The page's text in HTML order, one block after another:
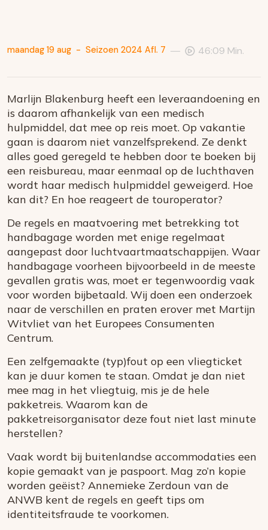
maandag 19 aug - Seizoen 2024 Afl. 7 — 46:09 Min.
Marlijn Blakenburg heeft een leveraandoening en
is daarom afhankelijk van een medisch
hulpmiddel, dat mee op reis moet. Op vakantie
gaan is daarom niet vanzelfsprekend. Ze denkt
alles goed geregeld te hebben door te boeken bij
een reisbureau, maar eenmaal op de luchthaven
wordt haar medisch hulpmiddel geweigerd. Hoe
kan dit? En hoe reageert de touroperator?
De regels en maatvoering met betrekking tot
handbagage worden met enige regelmaat
aangepast door luchtvaartmaatschappijen. Waar
handbagage voorheen bijvoorbeeld in de meeste
gevallen gratis was, moet er tegenwoordig vaak
voor worden bijbetaald. Wij doen een onderzoek
naar de verschillen en praten erover met Martijn
Witvliet van het Europees Consumenten
Centrum.
Een zelfgemaakte (typ)fout op een vliegticket
kan je duur komen te staan. Omdat je dan niet
mee mag in het vliegtuig, mis je de hele
pakketreis. Waarom kan de
pakketreisorganisator deze fout niet last minute
herstellen?
Vaak wordt bij buitenlandse accommodaties een
kopie gemaakt van je paspoort. Mag zo’n kopie
worden geëist? Annemieke Zerdoun van de
ANWB kent de regels en geeft tips om
identiteitsfraude te voorkomen.